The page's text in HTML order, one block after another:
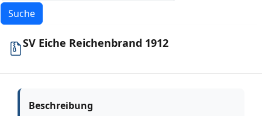
SV Eiche Reichenbrand 1912
Beschreibung